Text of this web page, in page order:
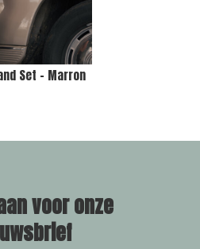
Set - Marron
voor onze